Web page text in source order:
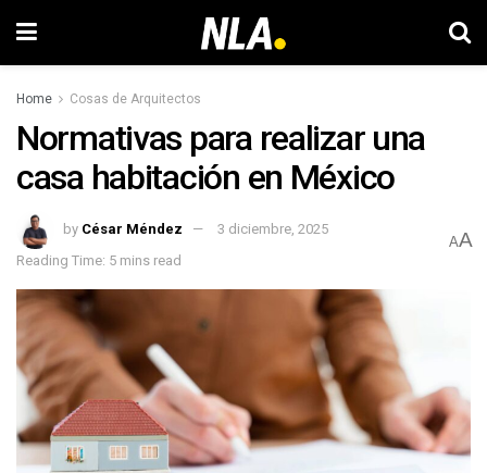
Home Cosas de Arquitectos
Normativas para realizar una
casa habitación en México
by César Méndez
3 diciembre, 2025
Reading Time: 5 mins read
AA